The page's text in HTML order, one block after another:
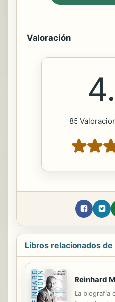
Valoración
85
Libros relacionados de
Reinhard
La biografía